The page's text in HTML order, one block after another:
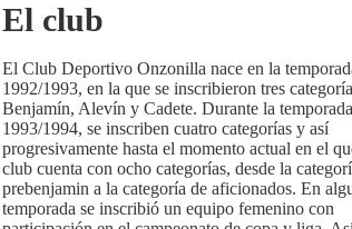
El club
El Club Deportivo Onzonilla nace en la
1992/1993, en la que se inscribieron tres
Benjamín, Alevín y Cadete. Durante la temporada
1993/1994, se inscriben cuatro categorías y así
progresivamente hasta el momento actual en el
club cuenta con ocho categorías, desde la
prebenjamin a la categoría de aficionados. En
temporada se inscribió un equipo femenino con